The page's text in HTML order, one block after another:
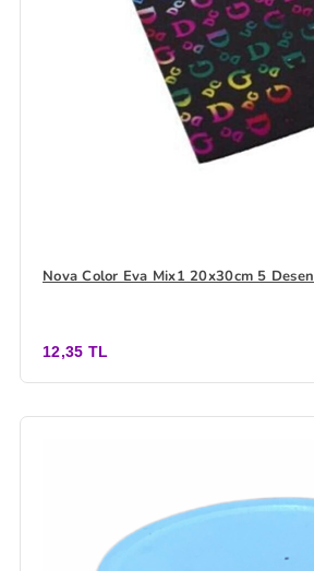
Nova Color Eva Mix1 20x30cm 5 Desen
12,35 TL